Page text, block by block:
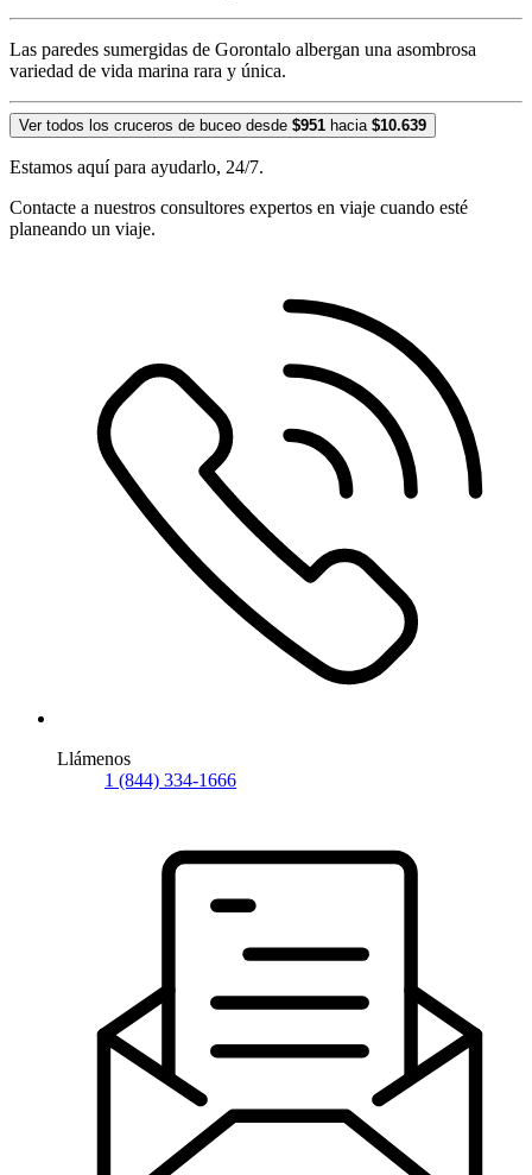
Las paredes sumergidas de Gorontalo albergan una asombrosa
variedad de vida marina rara y única.
Ver todos los cruceros de buceo desde $951 hacia $10.639
Estamos aquí para ayudarlo, 24/7.
Contacte a nuestros consultores expertos en viaje cuando esté
planeando un viaje.
Llámenos
1 (844) 334-1666